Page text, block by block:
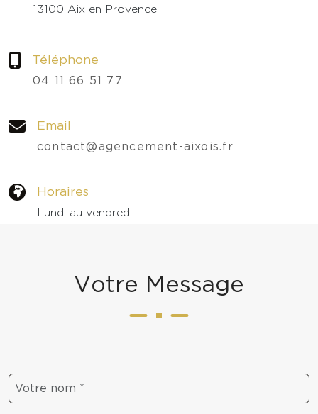
13100 Aix en Provence
Téléphone
04 11 66 51 77
Email
contact@agencement-aixois.fr
Horaires
Lundi au vendredi
Votre Message